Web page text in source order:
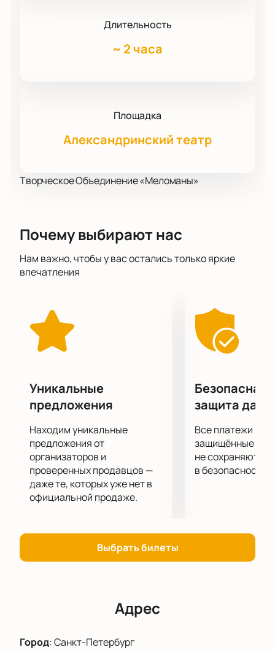
Длительность
~ 2 часа
Площадка
Александринский театр
Творческое Объединение «Меломаны»
Почему выбирают нас
Нам важно, чтобы у вас остались только яркие
впечатления
Уникальные
предложения
Находим уникальные
предложения от
организаторов и
проверенных продавцов —
даже те, которых уже нет в
официальной продаже.
Безопасная
защита
Все платежи
защищённые
не сохраняются
в безопасности.
Выбрать билеты
Адрес
Город:Санкт-Петербург